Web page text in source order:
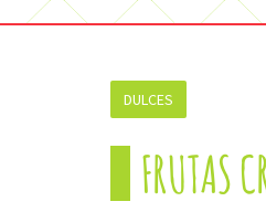
DULCES
FRUTAS